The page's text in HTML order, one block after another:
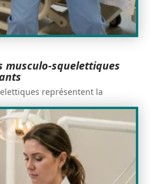
musculo-squelettiques
représentent la